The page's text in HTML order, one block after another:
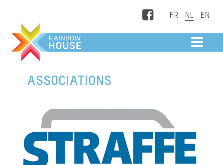
Facebook
ASSOCIATIONS